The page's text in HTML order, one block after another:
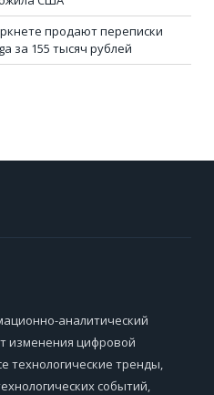
продают переписки
за 155 тысяч рублей
аналитический
изменения цифровой
технологические тренды,
событий,